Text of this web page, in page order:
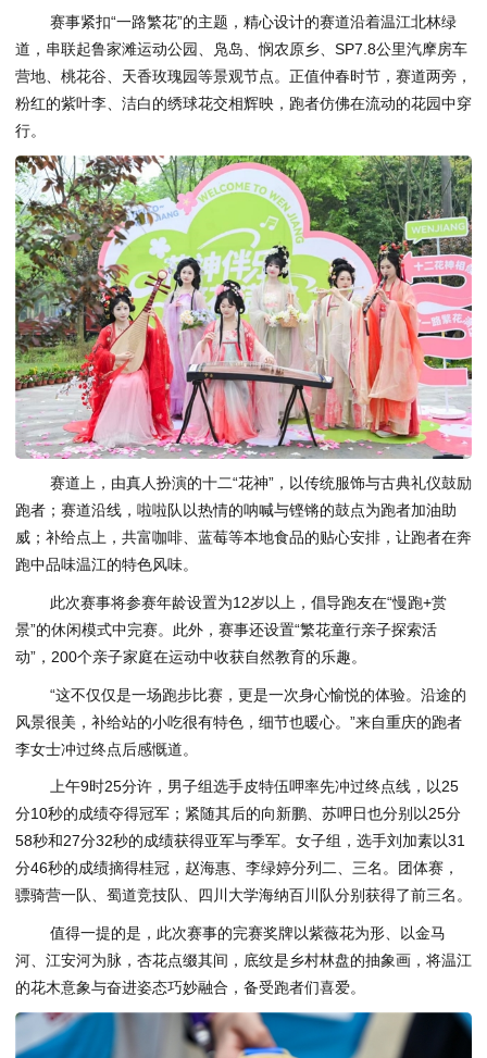
赛事紧扣“一路繁花”的主题，精心设计的赛道沿着温江北林绿
道，串联起鲁家滩运动公园、凫岛、悯农原乡、SP7.8公里汽摩房车
营地、桃花谷、天香玫瑰园等景观节点。正值仲春时节，赛道两旁，
粉红的紫叶李、洁白的绣球花交相辉映，跑者仿佛在流动的花园中穿
行。
赛道上，由真人扮演的十二“花神”，以传统服饰与古典礼仪鼓励
跑者；赛道沿线，啦啦队以热情的呐喊与铿锵的鼓点为跑者加油助
威；补给点上，共富咖啡、蓝莓等本地食品的贴心安排，让跑者在奔
跑中品味温江的特色风味。
此次赛事将参赛年龄设置为12岁以上，倡导跑友在“慢跑+赏
景”的休闲模式中完赛。此外，赛事还设置“繁花童行亲子探索活
动”，200个亲子家庭在运动中收获自然教育的乐趣。
“这不仅仅是一场跑步比赛，更是一次身心愉悦的体验。沿途的
风景很美，补给站的小吃很有特色，细节也暖心。”来自重庆的跑者
李女士冲过终点后感慨道。
上午9时25分许，男子组选手皮特伍呷率先冲过终点线，以25
分10秒的成绩夺得冠军；紧随其后的向新鹏、苏呷日也分别以25分
58秒和27分32秒的成绩获得亚军与季军。女子组，选手刘加素以31
分46秒的成绩摘得桂冠，赵海惠、李绿婷分列二、三名。团体赛，
骠骑营一队、蜀道竞技队、四川大学海纳百川队分别获得了前三名。
值得一提的是，此次赛事的完赛奖牌以紫薇花为形、以金马
河、江安河为脉，杏花点缀其间，底纹是乡村林盘的抽象画，将温江
的花木意象与奋进姿态巧妙融合，备受跑者们喜爱。